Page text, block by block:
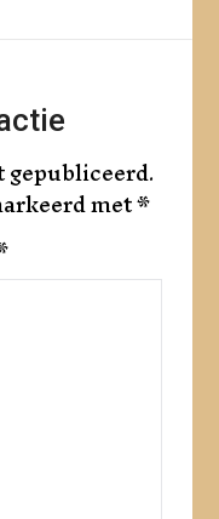
met*